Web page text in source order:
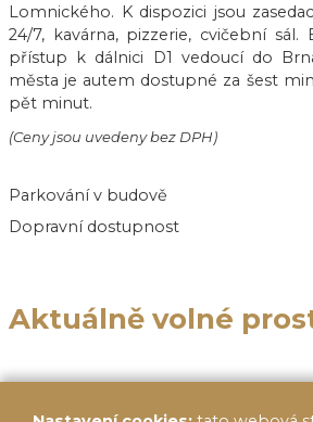
Lomnického. K dispozici jsou
24/7, kavárna, pizzerie, cvičební
přístup k dálnici D1 vedoucí do
města je autem dostupné za šest
pět minut.
(Ceny jsou uvedeny bez DPH)
Parkování v budově
Dopravní dostupnost
Aktuálně volné